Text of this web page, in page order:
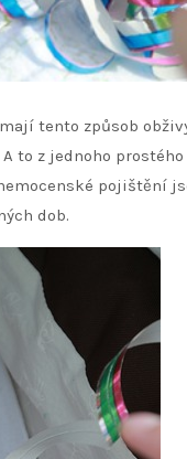
tento způsob
z jednoho prostého
pojištění
dob.